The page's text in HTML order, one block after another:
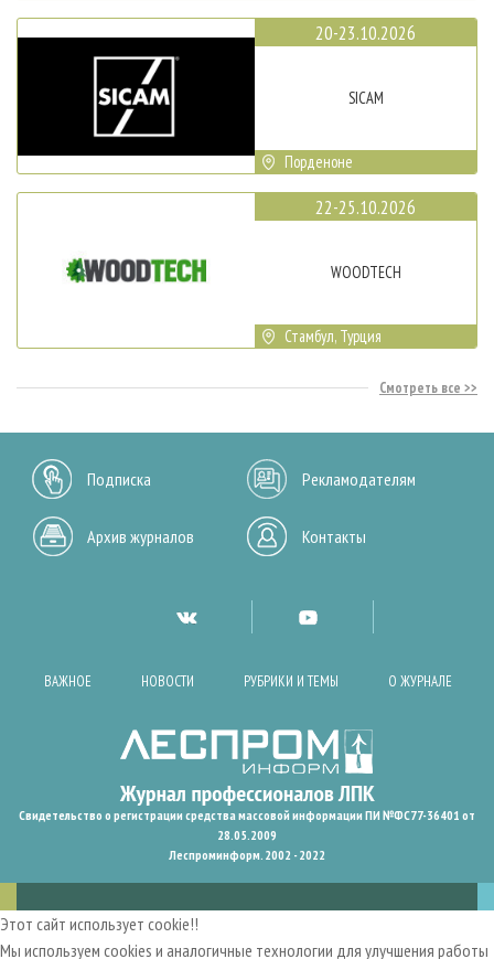
20-23.10.2026
SICAM
Порденоне
22-25.10.2026
WOODTECH
Стамбул, Турция
Смотреть все
Подписка Рекламодателям
Архив журналов Контакты
ВАЖНОЕ НОВОСТИ РУБРИКИ И ТЕМЫ О ЖУРНАЛЕ
Свидетельство о регистрации средства массовой информации ПИ №ФС77-36401 от
28.05.2009
Леспроминформ. 2002 - 2022
Этот сайт использует cookie!!
Мы используем cookies и аналогичные технологии для улучшения работы